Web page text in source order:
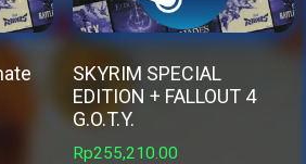
SKYRIM SPECIAL
EDITION + FALLOUT 4
G.O.T.Y.
Rp255,210.00